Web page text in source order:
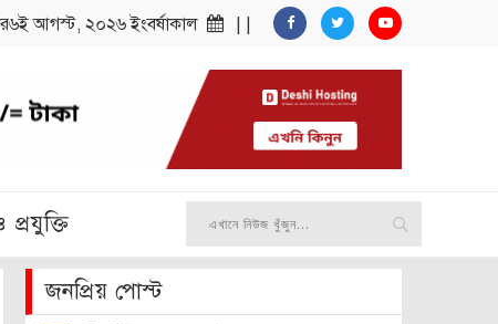
আগস্ট, ২০২৬ ইংবর্ষাকাল
প্রযুক্তি
জনপ্রিয় পোস্ট